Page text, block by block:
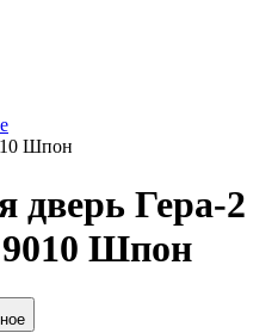
Шпон
дверь Гера-2
Шпон